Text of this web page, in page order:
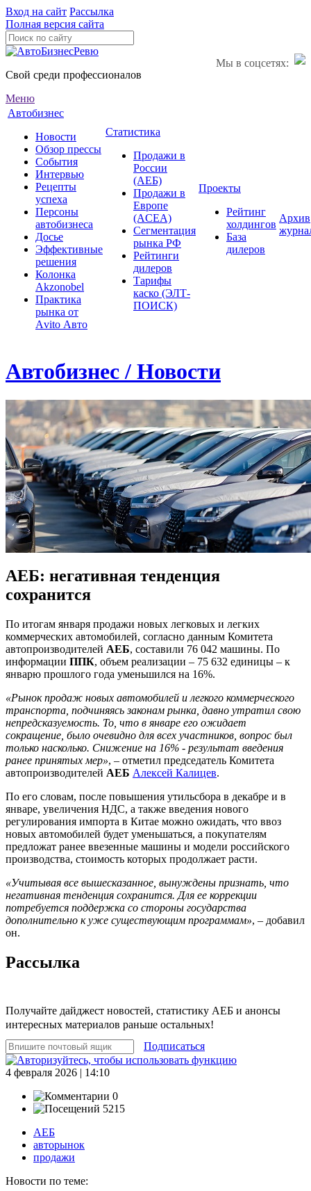
Вход на сайт Рассылка
Полная версия сайта
Мы в соцсетях:
Свой среди профессионалов
Меню
Автобизнес
Новости
Обзор прессы
События
Интервью
Рецепты
успеха
Персоны
автобизнеса
Досье
Эффективные
решения
Колонка
Akzonobel
Практика
рынка от
Аvito Авто
Статистика
Продажи в
России
(АЕБ)
Продажи в
Европе
(ACEA)
Сегментация
рынка РФ
Рейтинги
дилеров
Тарифы
каско (ЭЛТ-
ПОИСК)
Проекты
Рейтинг
холдингов
База
дилеров
Архив
Автобизнес / Новости
АЕБ: негативная тенденция
сохранится
По итогам января продажи новых легковых и легких
коммерческих автомобилей, согласно данным Комитета
автопроизводителей АЕБ, составили 76 042 машины. По
информации ППК, объем реализации – 75 632 единицы – к
январю прошлого года уменьшился на 16%.
«Рынок продаж новых автомобилей и легкого коммерческого
транспорта, подчиняясь законам рынка, давно утратил свою
непредсказуемость. То, что в январе его ожидает
сокращение, было очевидно для всех участников, вопрос был
только насколько. Снижение на 16% - результат введения
ранее принятых мер», – отметил председатель Комитета
автопроизводителей АЕБ Алексей Калицев.
По его словам, после повышения утильсбора в декабре и в
январе, увеличения НДС, а также введения нового
регулирования импорта в Китае можно ожидать, что ввоз
новых автомобилей будет уменьшаться, а покупателям
предложат ранее ввезенные машины и модели российского
производства, стоимость которых продолжает расти.
«Учитывая все вышесказанное, вынуждены признать, что
негативная тенденция сохранится. Для ее коррекции
потребуется поддержка со стороны государства
дополнительно к уже существующим программам», – добавил
он.
Рассылка
Получайте дайджест новостей, статистику АЕБ и анонсы
интересных материалов раньше остальных!
Подписаться
4 февраля 2026 | 14:10
0
5215
АЕБ
авторынок
продажи
Новости по теме: